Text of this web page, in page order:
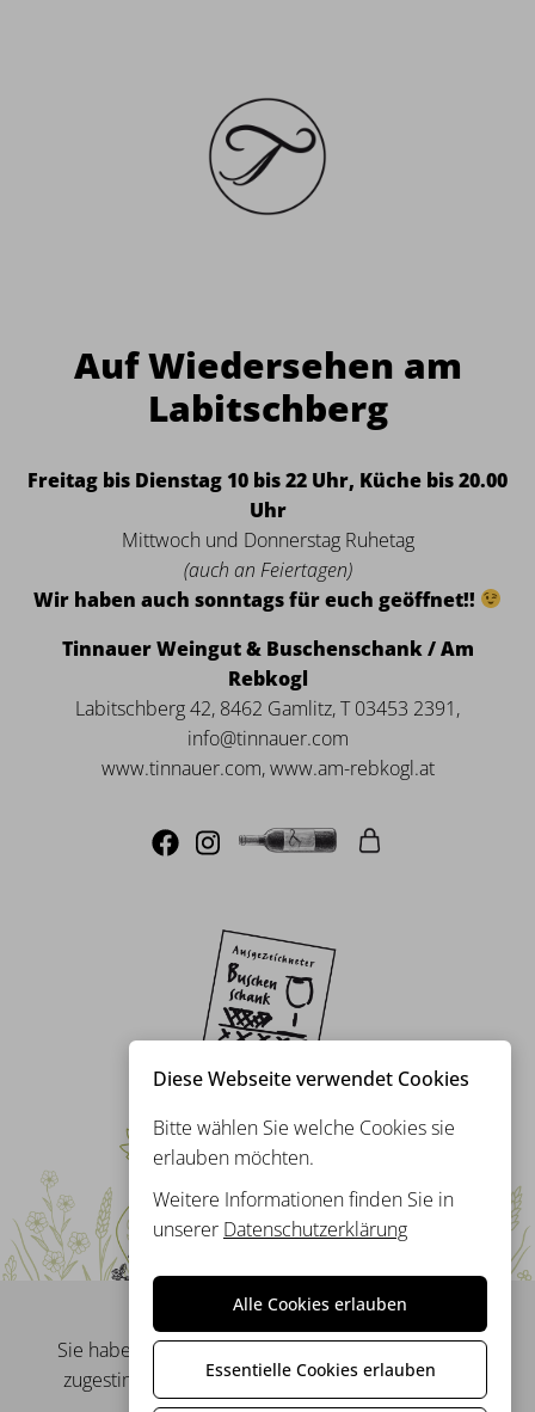
Diese Webseite verwendet Cookies
Bitte wählen Sie welche Cookies sie
erlauben möchten.
Weitere Informationen finden Sie in
unserer Datenschutzerklärung
Alle Cookies erlauben
Essentielle Cookies erlauben
Auf Wiedersehen am
Labitschberg
Freitag bis Dienstag 10 bis 22 Uhr, Küche bis 20.00
Uhr
Mittwoch und Donnerstag Ruhetag
(auch an Feiertagen)
Wir haben auch sonntags für euch geöffnet!!
Tinnauer Weingut & Buschenschank / Am
Rebkogl
Labitschberg 42, 8462 Gamlitz, T 03453 2391,
info@tinnauer.com
www.tinnauer.com, www.am-rebkogl.at
Sie haben dem Nachladen externer Dateien nicht
zugestimmt wodurch diese Karte nicht angezeigt